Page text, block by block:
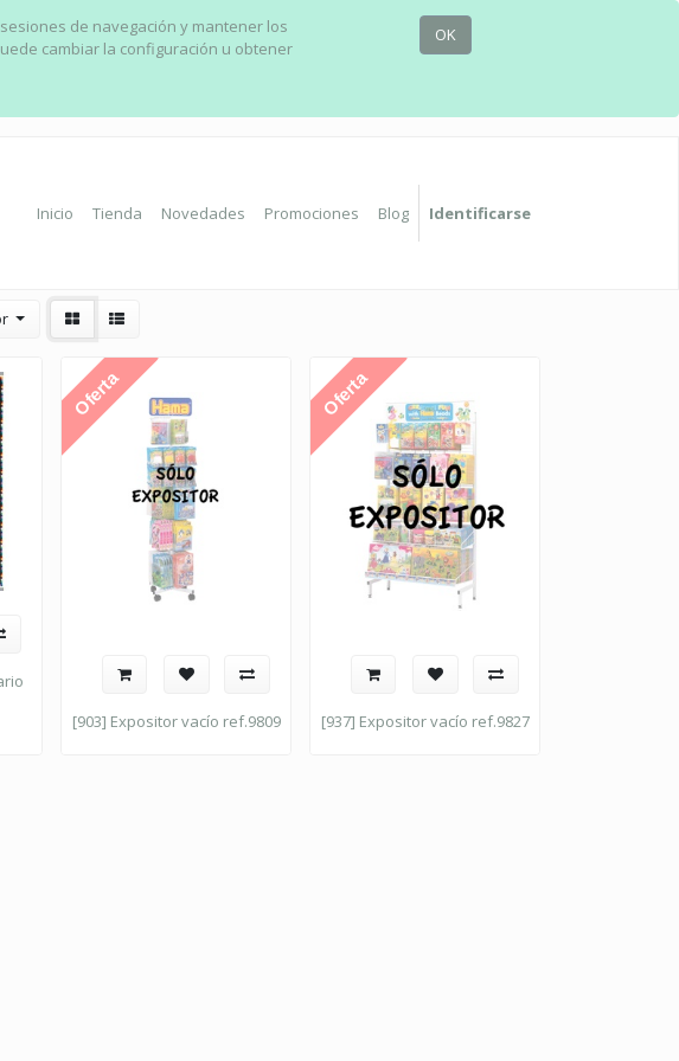
de navegación y mantener los
cambiar la configuración u obtener
OK
Inicio Tienda Novedades Promociones Blog Identificarse
Oferta
[903] Expositor vacío ref.9809
Oferta
[937] Expositor vacío ref.9827